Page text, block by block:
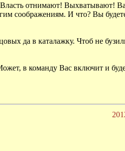
отнимают! Выхватывают!
соображениям. И что? Вы
да в каталажку. Чтоб не
в команду Вас включит и